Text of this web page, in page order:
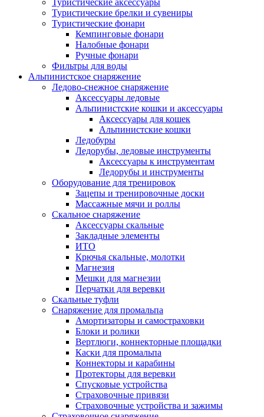
Туристические аксессуары
Туристические брелки и сувениры
Туристические фонари
Кемпинговые фонари
Налобные фонари
Ручные фонари
Фильтры для воды
Альпинистское снаряжение
Ледово-снежное снаряжение
Аксессуары ледовые
Альпинистские кошки и аксессуары
Аксессуары для кошек
Альпинистские кошки
Ледобуры
Ледорубы, ледовые инструменты
Аксессуары к инструментам
Ледорубы и инструменты
Оборудование для тренировок
Зацепы и тренировочные доски
Массажные мячи и роллы
Скальное снаряжение
Аксессуары скальные
Закладные элементы
ИТО
Крючья скальные, молотки
Магнезия
Мешки для магнезии
Перчатки для веревки
Скальные туфли
Снаряжение для промальпа
Амортизаторы и самостраховки
Блоки и ролики
Вертлюги, коннекторные площадки
Каски для промальпа
Коннекторы и карабины
Протекторы для веревки
Спусковые устройства
Страховочные привязи
Страховочные устройства и зажимы